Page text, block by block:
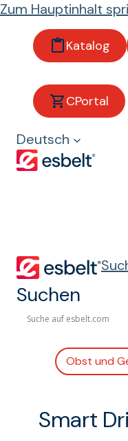
Zum Hauptinhalt
Katalog
CPortal
Deutsch
Suchen
Positiv
Bänder
Fleisch und
Obst und
Smart